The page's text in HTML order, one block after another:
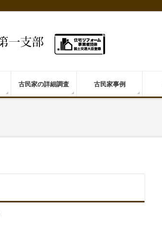
古民家の詳細調査 古民家事例